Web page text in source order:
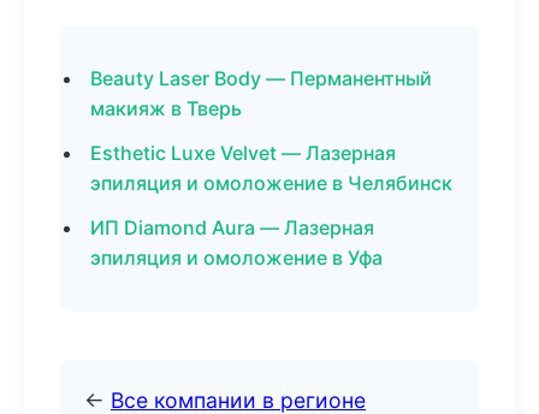
Beauty Laser Body — Перманентный
макияж в Тверь
Esthetic Luxe Velvet — Лазерная
эпиляция и омоложение в Челябинск
ИП Diamond Aura — Лазерная
эпиляция и омоложение в Уфа
← Все компании в регионе